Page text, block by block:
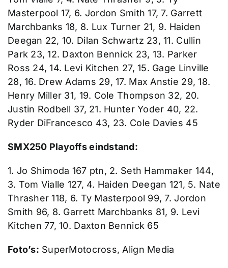
Masterpool 17, 6. Jordon Smith 17, 7. Garrett
Marchbanks 18, 8. Lux Turner 21, 9. Haiden
Deegan 22, 10. Dilan Schwartz 23, 11. Cullin
Park 23, 12. Daxton Bennick 23, 13. Parker
Ross 24, 14. Levi Kitchen 27, 15. Gage Linville
28, 16. Drew Adams 29, 17. Max Anstie 29, 18.
Henry Miller 31, 19. Cole Thompson 32, 20.
Justin Rodbell 37, 21. Hunter Yoder 40, 22.
Ryder DiFrancesco 43, 23. Cole Davies 45
SMX250 Playoffs eindstand:
1. Jo Shimoda 167 ptn, 2. Seth Hammaker 144,
3. Tom Vialle 127, 4. Haiden Deegan 121, 5. Nate
Thrasher 118, 6. Ty Masterpool 99, 7. Jordon
Smith 96, 8. Garrett Marchbanks 81, 9. Levi
Kitchen 77, 10. Daxton Bennick 65
Foto’s: SuperMotocross, Align Media